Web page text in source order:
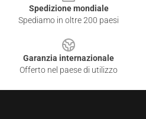
Spedizione mondiale
Spediamo in oltre 200 paesi
Garanzia internazionale
Offerto nel paese di utilizzo